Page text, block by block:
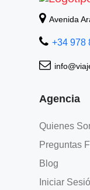
Avenida
+34 978
Agencia
Quienes
Preguntas
Blog
Iniciar